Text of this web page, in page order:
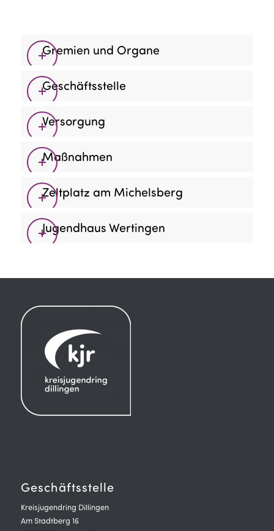
Gremien und Organe
Geschäftsstelle
Versorgung
Maßnahmen
Zeltplatz am Michelsberg
Jugendhaus Wertingen
Geschäftsstelle
Kreisjugendring Dillingen
Am Stadtberg 16